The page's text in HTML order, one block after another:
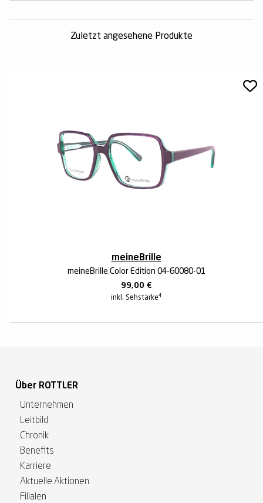
Zuletzt angesehene Produkte
meineBrille
meineBrille Color Edition 04-60080-01
99,00 €
inkl. Sehstärke4
Über ROTTLER
Unternehmen
Leitbild
Chronik
Benefits
Karriere
Aktuelle Aktionen
Filialen